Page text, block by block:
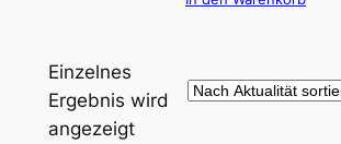
Einzelnes
Ergebnis wird
angezeigt